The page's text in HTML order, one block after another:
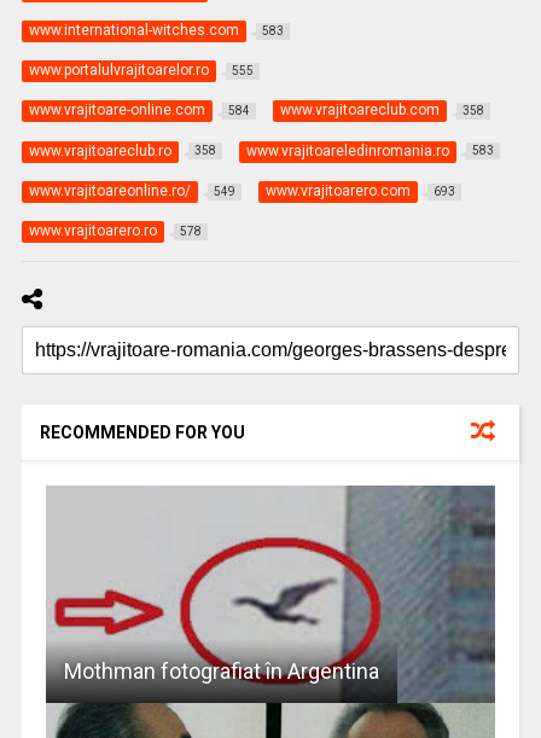
www.international-witches.com 583
www.portalulvrajitoarelor.ro 555
www.vrajitoare-online.com 584 www.vrajitoareclub.com 358
www.vrajitoareclub.ro 358 www.vrajitoareledinromania.ro 583
www.vrajitoareonline.ro/ 549 www.vrajitoarero.com 693
www.vrajitoarero.ro 578
RECOMMENDED FOR YOU
Mothman fotografiat în Argentina